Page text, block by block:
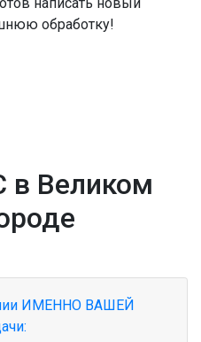
обработку!
в Великом
ИМЕННО ВАШЕЙ